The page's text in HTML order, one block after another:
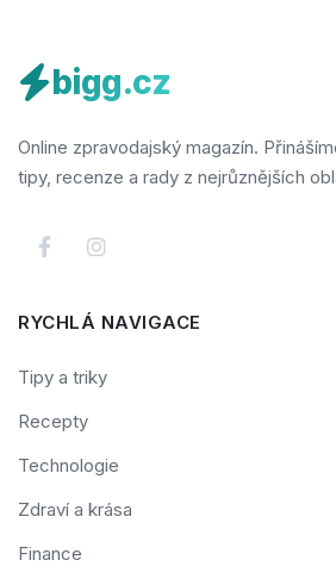
bigg.cz
Online zpravodajský magazín.
tipy, recenze a rady z nejrůznějších
RYCHLÁ NAVIGACE
Tipy a triky
Recepty
Technologie
Zdraví a krása
Finance